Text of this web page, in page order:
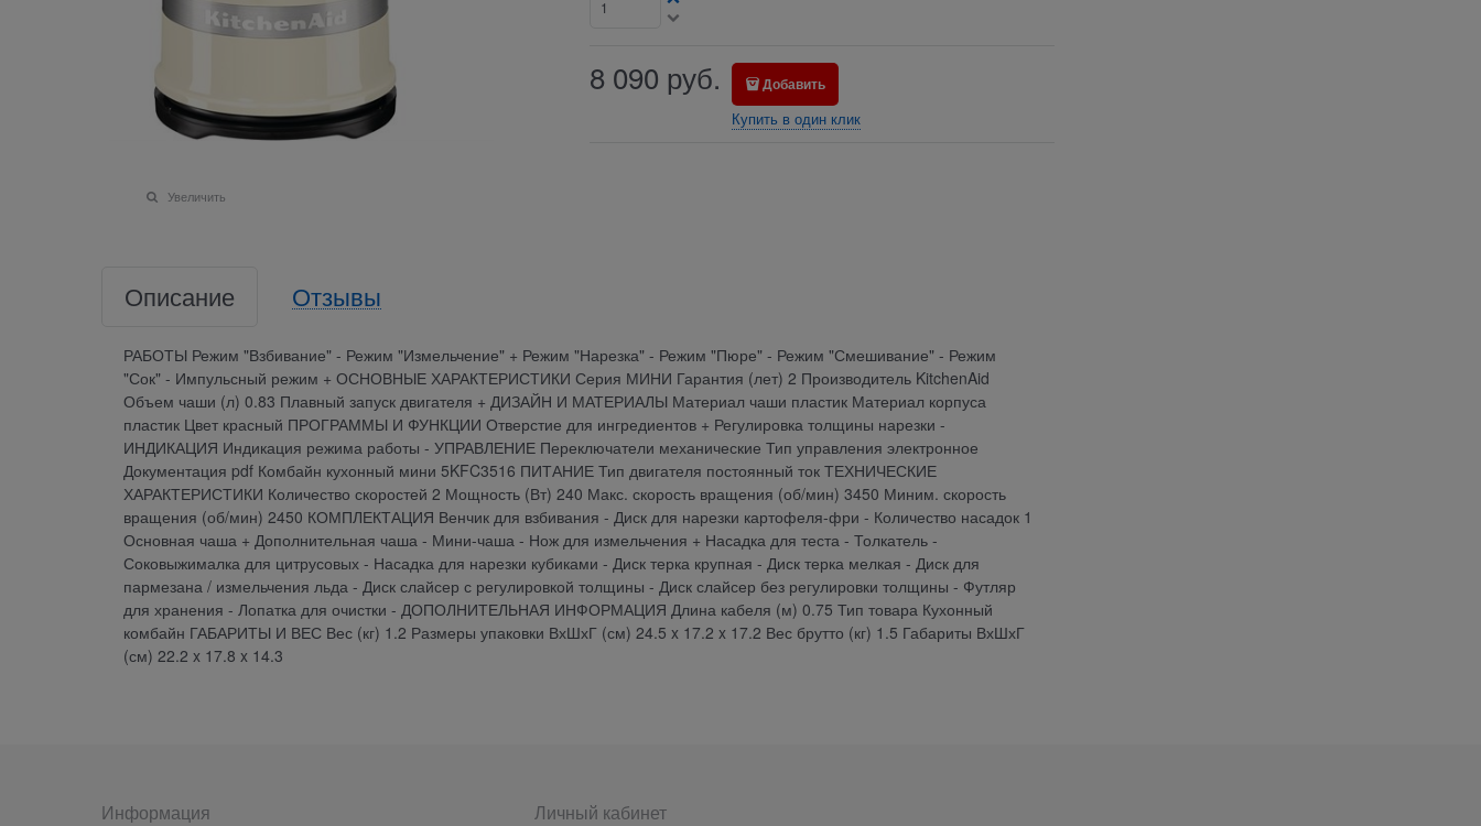
Увеличить
8 090 руб. Добавить
Купить в один клик
Описание Отзывы
РАБОТЫ Режим "Взбивание" - Режим "Измельчение" + Режим "Нарезка" - Режим "Пюре" - Режим "Смешивание" - Режим
"Сок" - Импульсный режим + ОСНОВНЫЕ ХАРАКТЕРИСТИКИ Серия МИНИ Гарантия (лет) 2 Производитель KitchenAid
Объем чаши (л) 0.83 Плавный запуск двигателя + ДИЗАЙН И МАТЕРИАЛЫ Материал чаши пластик Материал корпуса
пластик Цвет красный ПРОГРАММЫ И ФУНКЦИИ Отверстие для ингредиентов + Регулировка толщины нарезки -
ИНДИКАЦИЯ Индикация режима работы - УПРАВЛЕНИЕ Переключатели механические Тип управления электронное
Документация pdf Комбайн кухонный мини 5KFC3516 ПИТАНИЕ Тип двигателя постоянный ток ТЕХНИЧЕСКИЕ
ХАРАКТЕРИСТИКИ Количество скоростей 2 Мощность (Вт) 240 Макс. скорость вращения (об/мин) 3450 Миним. скорость
вращения (об/мин) 2450 КОМПЛЕКТАЦИЯ Венчик для взбивания - Диск для нарезки картофеля-фри - Количество насадок 1
Основная чаша + Дополнительная чаша - Мини-чаша - Нож для измельчения + Насадка для теста - Толкатель -
Соковыжималка для цитрусовых - Насадка для нарезки кубиками - Диск терка крупная - Диск терка мелкая - Диск для
пармезана / измельчения льда - Диск слайсер с регулировкой толщины - Диск слайсер без регулировки толщины - Футляр
для хранения - Лопатка для очистки - ДОПОЛНИТЕЛЬНАЯ ИНФОРМАЦИЯ Длина кабеля (м) 0.75 Тип товара Кухонный
комбайн ГАБАРИТЫ И ВЕС Вес (кг) 1.2 Размеры упаковки ВхШхГ (см) 24.5 x 17.2 x 17.2 Вес брутто (кг) 1.5 Габариты ВхШхГ
(см) 22.2 x 17.8 x 14.3
Информация Личный кабинет